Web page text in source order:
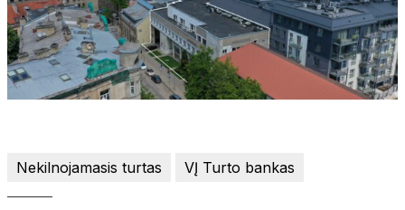
Nekilnojamasis turtas VĮ Turto bankas